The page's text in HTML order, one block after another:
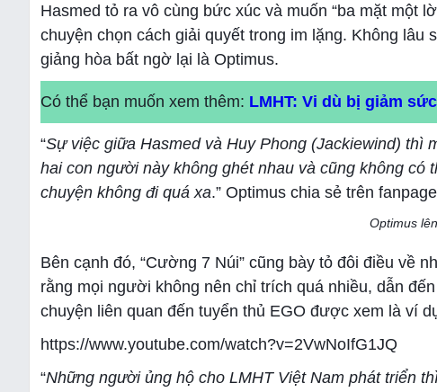
Hasmed tỏ ra vô cùng bức xúc và muốn “ba mặt một
chuyện chọn cách giải quyết trong im lặng. Không
giảng hòa bất ngờ lại là Optimus.
Có thể bạn muốn xem thêm: LMHT: Vi dù bị giảm
“Sự việc giữa Hasmed và Huy Phong (Jackiewind) thì
hai con người này không ghét nhau và cũng không
chuyện không đi quá xa.” Optimus chia sẻ trên
Optimus
Bên cạnh đó, “Cường 7 Núi” cũng bày tỏ đôi điều về
rằng mọi người không nên chỉ trích quá nhiều, dẫn
chuyện liên quan đến tuyển thủ EGO được xem là ví
https://www.youtube.com/watch?v=2VwNoIfG1JQ
“Những người ủng hộ cho LMHT Việt Nam phát triển